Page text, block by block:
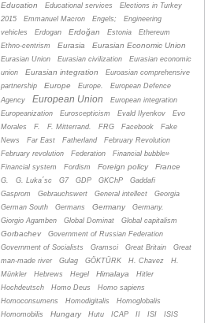
Education
Educational services
Elections in Turkey
2015
Emmanuel Macron Engels;
Engineering
vehicles
Erdogan Erdoğan Estonia
Ethereum
Ethno-centrism
Eurasia Eurasian Economic Union
Eurasian Union Eurasian civilization
Eurasian economic
union
Eurasian integration
Euroasian comprehensive
partnership
Europe Europe.
European Defence
Agency
European Union
European integration
Europeanization
Euroscepticism Evald Ilyenkov
Evo
Morales
F. F. Mitterrand. FRG Facebook
Fake
News
Far East Fatherland
February Revolution
February revolution
Federation
Financial bubble»
Financial system
Fordism Foreign policy France
G. G. Luka´sc G7 GDP GKChP
Gaddafi
Gasprom
Gebrauchswert General intellect
Georgia
German South
Germans Germany
Germany.
Giorgio Agamben
Global Dominat Global capitalism
Gorbachev
Government of Russian Federation
Government of Socialists
Gramsci Great Britain
Great
man-made river
Gulag GÖKTÜRK H. Chavez
H.
Münkler
Hebrews Hegel Himalaya
Hitler
Hochdeutsch
Homo Deus
Homo sapiens
Homoconsumens
Homodigitalis
Homoglobalis
Homomobilis
Hungary Hutu ICAP II ISI
ISIS